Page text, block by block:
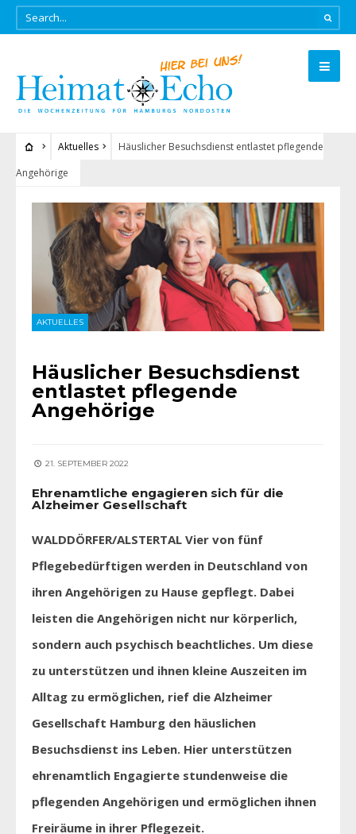
Aktuelles
Häuslicher Besuchsdienst entlastet pflegende
Angehörige
AKTUELLES
Häuslicher Besuchsdienst
entlastet pflegende
Angehörige
21. SEPTEMBER 2022
Ehrenamtliche engagieren sich für die
Alzheimer Gesellschaft
WALDDÖRFER/ALSTERTAL Vier von fünf
Pflegebedürftigen werden in Deutschland von
ihren Angehörigen zu Hause gepflegt. Dabei
leisten die Angehörigen nicht nur körperlich,
sondern auch psychisch beachtliches. Um diese
zu unterstützen und ihnen kleine Auszeiten im
Alltag zu ermöglichen, rief die Alzheimer
Gesellschaft Hamburg den häuslichen
Besuchsdienst ins Leben. Hier unterstützen
ehrenamtlich Engagierte stundenweise die
pflegenden Angehörigen und ermöglichen ihnen
Freiräume in ihrer Pflegezeit.